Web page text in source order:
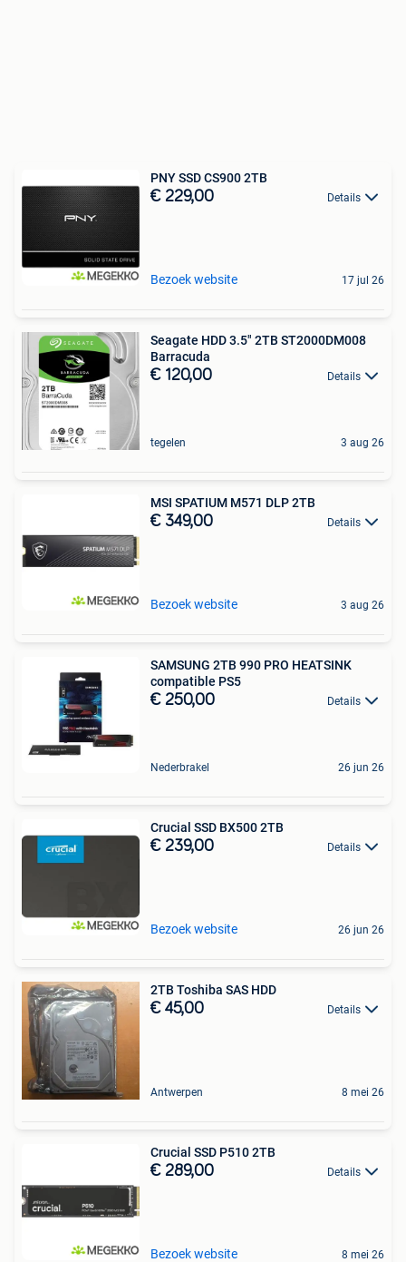
PNY SSD CS900 2TB
€ 229,00 Details
Bezoek website 17 jul 26
Seagate HDD 3.5″ 2TB ST2000DM008
Barracuda
€ 120,00 Details
tegelen 3 aug 26
MSI SPATIUM M571 DLP 2TB
€ 349,00 Details
Bezoek website 3 aug 26
SAMSUNG 2TB 990 PRO HEATSINK
compatible PS5
€ 250,00 Details
Nederbrakel 26 jun 26
Crucial SSD BX500 2TB
€ 239,00 Details
Bezoek website 26 jun 26
2TB Toshiba SAS HDD
€ 45,00 Details
Antwerpen 8 mei 26
Crucial SSD P510 2TB
€ 289,00 Details
Bezoek website 8 mei 26